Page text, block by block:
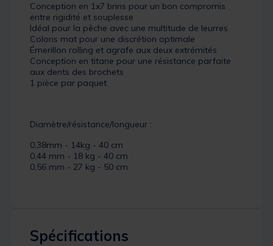
Conception en 1x7 brins pour un bon compromis
entre rigidité et souplesse
Idéal pour la pêche avec une multitude de leurres
Coloris mat pour une discrétion optimale
Émerillon rolling et agrafe aux deux extrémités
Conception en titane pour une résistance parfaite
aux dents des brochets
1 pièce par paquet
Diamètre/résistance/longueur :
0,38mm - 14kg - 40 cm
0,44 mm - 18 kg - 40 cm
0,56 mm - 27 kg - 50 cm
Spécifications